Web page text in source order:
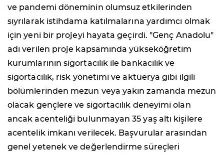
ve pandemi döneminin olumsuz etkilerinden
sıyrılarak istihdama katılmalarına yardımcı olmak
için yeni bir projeyi hayata geçirdi. "Genç Anadolu"
adı verilen proje kapsamında yükseköğretim
kurumlarının sigortacılık ile bankacılık ve
sigortacılık, risk yönetimi ve aktüerya gibi ilgili
bölümlerinden mezun veya yakın zamanda mezun
olacak gençlere ve sigortacılık deneyimi olan
ancak acenteliği bulunmayan 35 yaş altı kişilere
acentelik imkanı verilecek. Başvurular arasından
genel yetenek ve değerlendirme süreçleri